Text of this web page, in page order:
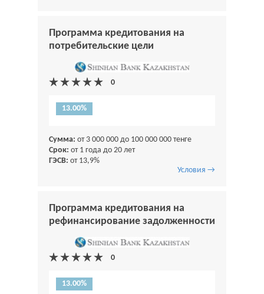
Программа кредитования на
потребительские цели
13.00%
Сумма: от 3 000 000 до 100 000 000 тенге
Срок: от 1 года до 20 лет
ГЭСВ: от 13,9%
Условия →
Программа кредитования на
рефинансирование задолженности
13.00%